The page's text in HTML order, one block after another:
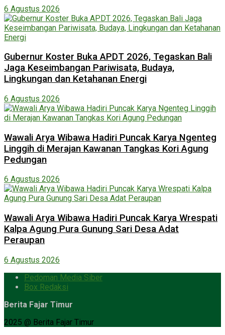
6 Agustus 2026
Gubernur Koster Buka APDT 2026, Tegaskan Bali
Jaga Keseimbangan Pariwisata, Budaya,
Lingkungan dan Ketahanan Energi
6 Agustus 2026
Wawali Arya Wibawa Hadiri Puncak Karya Ngenteg
Linggih di Merajan Kawanan Tangkas Kori Agung
Pedungan
6 Agustus 2026
Wawali Arya Wibawa Hadiri Puncak Karya Wrespati
Kalpa Agung Pura Gunung Sari Desa Adat
Peraupan
6 Agustus 2026
Pedoman Media Siber
Box Redaksi
Berita Fajar Timur
2025 @ Berita Fajar Timur